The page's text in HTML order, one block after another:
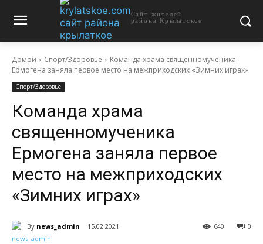
Сайт жителей
района Крылатское
Домой Спорт/Здоровье
Команда храма священномученика
Ермогена заняла первое место на межприходских «Зимних играх»
Спорт/Здоровье
Команда храма
священномученика
Ермогена заняла первое
место на межприходских
«Зимних играх»
By news_admin 15.02.2021 0
640